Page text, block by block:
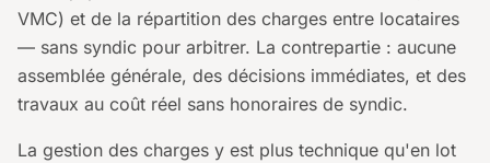
VMC) et de la répartition des charges entre locataires
— sans syndic pour arbitrer. La contrepartie : aucune
assemblée générale, des décisions immédiates, et des
travaux au coût réel sans honoraires de syndic.
La gestion des charges y est plus technique qu'en lot